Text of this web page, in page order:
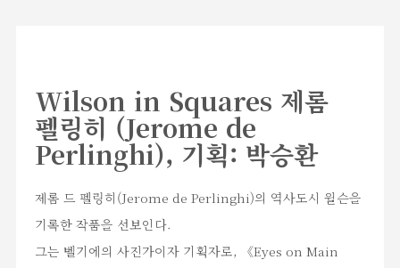
Wilson in Squares 제롬
펠링히 (Jerome de
Perlinghi), 기획: 박승환
제롬 드 펠링히(Jerome de Perlinghi)의 역사도시 윌슨을
기록한 작품을 선보인다.
그는 벨기에의 사진가이자 기획자로, 《Eyes on Main